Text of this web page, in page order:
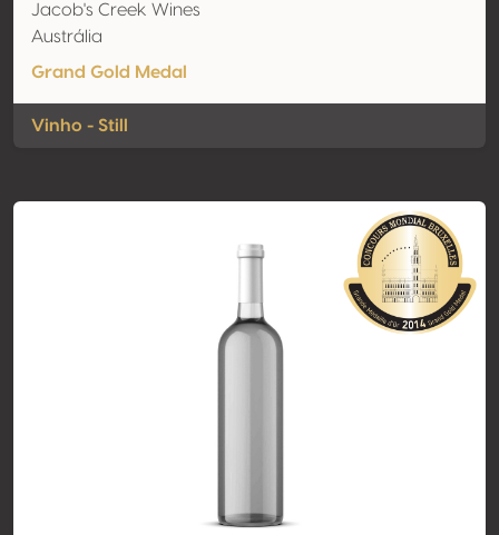
Jacob's Creek Wines
Austrália
Grand Gold Medal
Vinho - Still